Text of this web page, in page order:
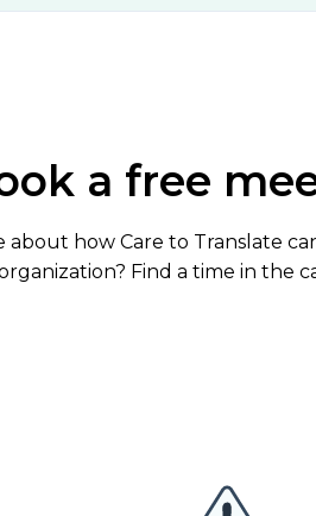
a free
how Care to Translate
Find a time in the